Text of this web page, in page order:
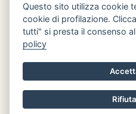
Orari di apertura
Mer: 8.30 - 12.30
Gio: chiuso
Questo sito utilizza cookie
cookie di profilazione.
tutti" si presta il consenso
policy